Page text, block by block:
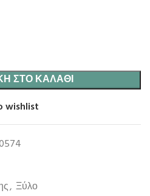
ΣΤΟ ΚΑΛΆΘΙ
wishlist
, Ξύλο